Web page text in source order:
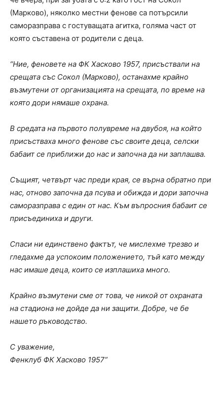
(Марково), няколко местни фенове са потърсили
саморазправа с гостуващата агитка, голяма част от
която съставена от родители с деца.
“Ние, феновете на ФК Хасково 1957, присъствали на
срещата със Сокол (Марково), останахме крайно
възмутени от организацията на срещата, по време на
която дори нямаше охрана.
В средата на първото полувреме на двубоя, на който
присъстваха много фенове със своите деца, селски
бабаит се приближи до нас и започна да ни заплашва.
Същият, четвърт час преди края, се върна обратно при
нас, отново започна да псува и обижда и дори започна
саморазправа с един от нас. Към въпросния бабаит се
присъединиха и други.
Спаси ни единствено фактът, че мислехме трезво и
гледахме да успокоим положението, тъй като между
нас имаше деца, които се изплашиха много.
Крайно възмутени сме от това, че никой от охраната
на стадиона не дойде да ни защити. Добре, че бе
нашето ръководство.
С уважение,
Фенклуб ФК Хасково 1957”